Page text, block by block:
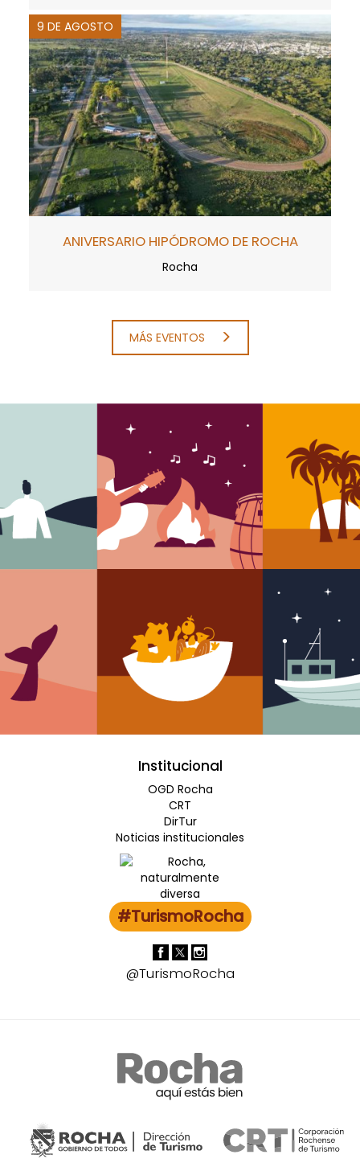
9 DE AGOSTO
ANIVERSARIO HIPÓDROMO DE ROCHA
Rocha
MÁS EVENTOS
Institucional
OGD Rocha
CRT
DirTur
Noticias institucionales
#TurismoRocha
@TurismoRocha